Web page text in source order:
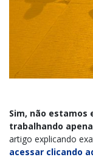
Sim, não estamos
trabalhando
artigo explicando
acessar clicando